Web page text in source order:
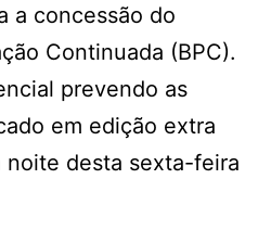
a concessão do
Continuada (BPC).
prevendo as
em edição extra
noite desta sexta-feira